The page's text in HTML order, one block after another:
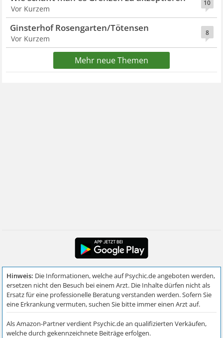
10
Vor Kurzem
8
Ginsterhof Rosengarten/Tötensen
Vor Kurzem
Mehr neue Themen